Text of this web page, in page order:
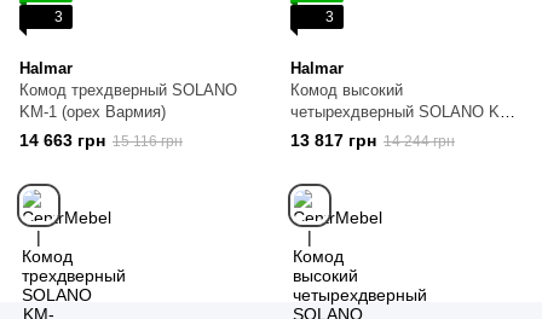
3
Halmar
Комод трехдверный SOLANO
KM-1 (орех Вармия)
14 663 грн 15 116 грн
3
Halmar
Комод высокий
четырехдверный SOLANO KM-
2 (орех Вармия)
13 817 грн 14 244 грн